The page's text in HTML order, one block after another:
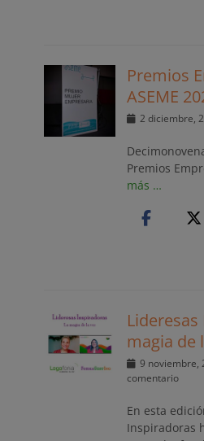
Premios
ASEME
Publicado
2 diciembre,
Premios
más …
magia de
Publicado
el
9 noviembre,
comentario
En esta
Inspiradoras